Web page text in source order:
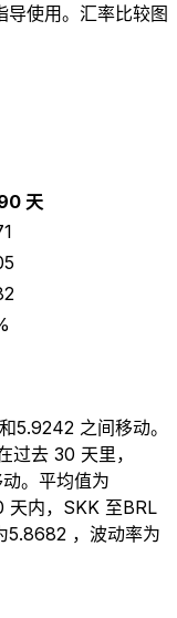
导使用。汇率比较图
天
5.9242 之间移动。
去 30 天里，
。平均值为
内，SKK 至BRL
5.8682 ，波动率为